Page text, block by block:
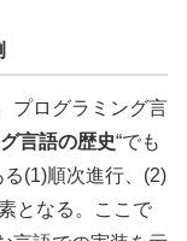
プログラミング言
言語の歴史“でも
(1)順次進行、(2)
となる。ここで